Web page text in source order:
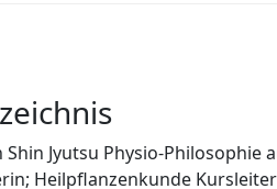
Shin Jyutsu Physio-Philosophie
Heilpflanzenkunde